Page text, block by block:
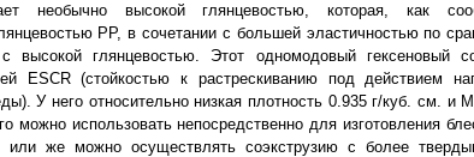
необычно высокой глянцевостью, которая, как
PP, в сочетании с большей эластичностью по
высокой глянцевостью. Этот одномодовый гексеновый
ESCR (стойкостью к растрескиванию под действием
У него относительно низкая плотность 0.935 г/куб. см. и
можно использовать непосредственно для изготовления
или же можно осуществлять соэкструзию с более